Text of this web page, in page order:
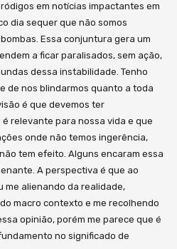
em notícias impactantes em
dia sequer que não somos
Essa conjuntura gera um
a ficar paralisados, sem ação,
dessa instabilidade. Tenho
de nos blindarmos quanto a toda
é que devemos ter
relevante para nossa vida e que
onde não temos ingerência,
tem efeito. Alguns encaram essa
A perspectiva é que ao
me alienando da realidade,
macro contexto e me recolhendo
opinião, porém me parece que é
no significado de